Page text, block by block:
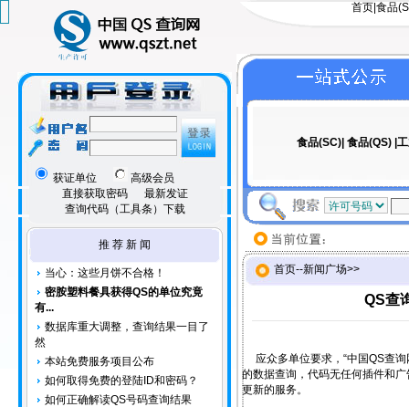
获证单位
高级会员
直接获取密码
最新发证
查询代码（工具条）下载
首页 食品
食品(SC)| 食品(QS)
推 荐 新 闻
当心：这些月饼不合格！
密胺塑料餐具获得QS的单位究竟
有...
数据库重大调整，查询结果一目了
然
本站免费服务项目公布
如何取得免费的登陆ID和密码？
如何正确解读QS号码查询结果
首页--新闻广场>>
QS查
应众多单位要求，“中国QS查询
的数据查询，代码无任何插件和
更新的服务。